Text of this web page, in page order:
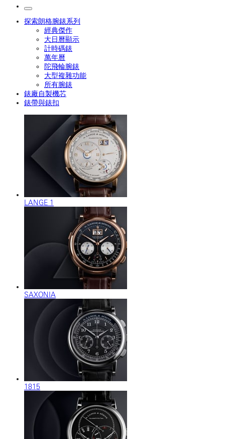
探索朗格腕錶系列
經典傑作
大日曆顯示
計時碼錶
萬年曆
陀飛輪腕錶
大型複雜功能
所有腕錶
錶廠自製機芯
錶帶與錶扣
LANGE 1
SAXONIA
1815